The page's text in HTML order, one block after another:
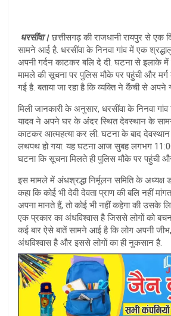
s
A
p
p
e
धरसींवा। छत्तीसगढ़ की राजधानी रायपुर से एक
सामने आई है. धरसींवा के निनवा गांव में एक
अपनी गर्दन काटकर बलि दे दी. घटना से इलाके
मामले की सूचना पर पुलिस मौके पर पहुंची और
गई है. बताया जा रहा है कि व्यक्ति ने कैंची से अपने
मिली जानकारी के अनुसार, धरसींवा के निनवा गांव
यादव ने अपने घर के अंदर स्थित देवस्थान के
काटकर आत्महत्या कर ली. घटना के बाद
लथपथ हो गया. यह घटना आज सुबह लगभग 11:00
घटना कि सूचना मिलते ही पुलिस मौके पर पहुंची
इस मामले में अंधश्रद्धा निर्मूलन समिति के अध्यक्ष
कहा कि कोई भी देवी देवता प्राण की बलि नहीं
अपना मानते हैं, तो कोई भी नहीं कहेगा की उसके
एक प्रकार का अंधविश्वास है जिससे लोगों को
कई बार ऐसे बातें सामने आई है कि लोग अपनी
अंधविश्वास है और इससे लोगों का ही नुकसान है.